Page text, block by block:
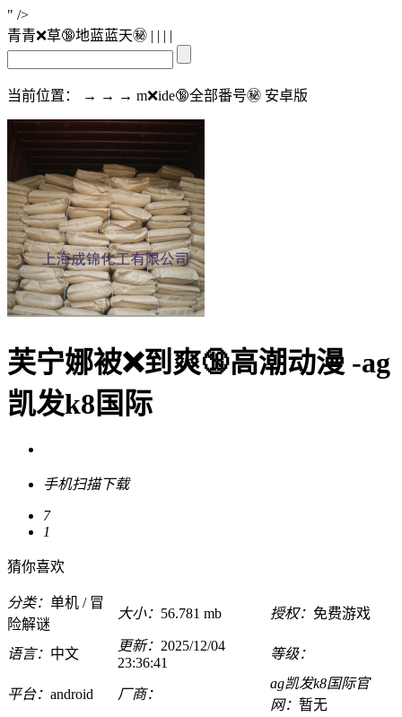
" />
青青❌草🔞地蓝蓝天㊙️ | | | |
当前位置： → → → m❌ide🔞全部番号㊙️ 安卓版
芙宁娜被❌到爽🔞高潮动漫 -ag
凯发k8国际
手机扫描下载
7
1
猜你喜欢
分类： 单机 / 冒
险解谜
大小： 56.781 mb 授权： 免费游戏
语言： 中文
更新： 2025/12/04
23:36:41
等级：
平台： android 厂商：
ag凯发k8国际官
网： 暂无